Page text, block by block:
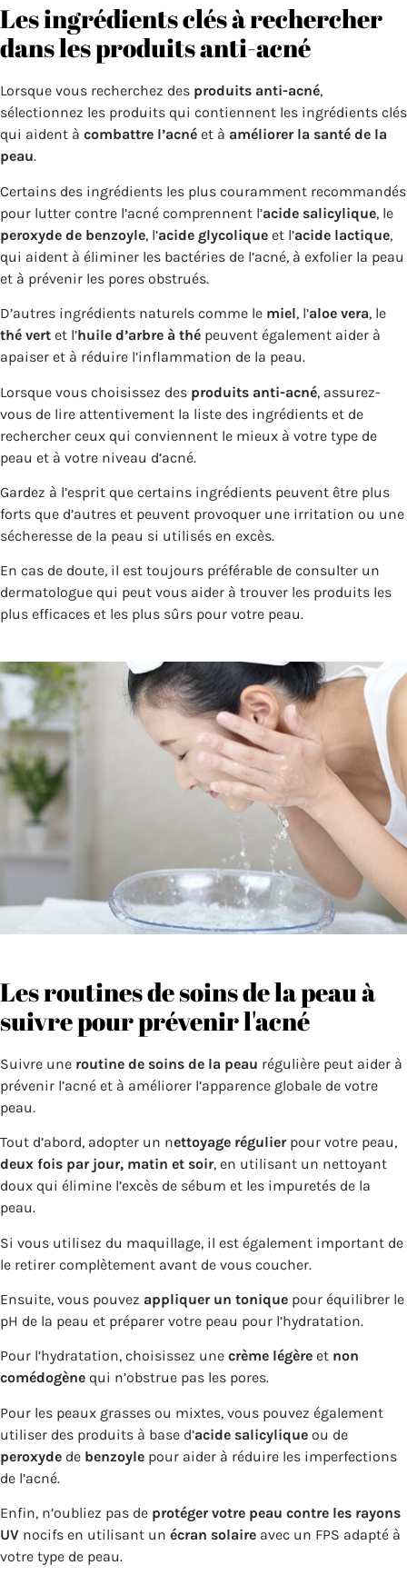
Les ingrédients clés à rechercher
dans les produits anti-acné
Lorsque vous recherchez des produits anti-acné,
sélectionnez les produits qui contiennent les ingrédients clés
qui aident à combattre l’acné et à améliorer la santé de la
peau.
Certains des ingrédients les plus couramment recommandés
pour lutter contre l’acné comprennent l’acide salicylique, le
peroxyde de benzoyle, l’acide glycolique et l’acide lactique,
qui aident à éliminer les bactéries de l’acné, à exfolier la peau
et à prévenir les pores obstrués.
D’autres ingrédients naturels comme le miel, l’aloe vera, le
thé vert et l’huile d’arbre à thé peuvent également aider à
apaiser et à réduire l’inflammation de la peau.
Lorsque vous choisissez des produits anti-acné, assurez-
vous de lire attentivement la liste des ingrédients et de
rechercher ceux qui conviennent le mieux à votre type de
peau et à votre niveau d’acné.
Gardez à l’esprit que certains ingrédients peuvent être plus
forts que d’autres et peuvent provoquer une irritation ou une
sécheresse de la peau si utilisés en excès.
En cas de doute, il est toujours préférable de consulter un
dermatologue qui peut vous aider à trouver les produits les
plus efficaces et les plus sûrs pour votre peau.
Les routines de soins de la peau à
suivre pour prévenir l'acné
Suivre une routine de soins de la peau régulière peut aider à
prévenir l’acné et à améliorer l’apparence globale de votre
peau.
Tout d’abord, adopter un nettoyage régulierpour votre peau,
deux fois par jour, matin et soir, en utilisant un nettoyant
doux qui élimine l’excès de sébum et les impuretés de la
peau.
Si vous utilisez du maquillage, il est également important de
le retirer complètement avant de vous coucher.
Ensuite, vous pouvez appliquer un tonique pour équilibrer le
pH de la peau et préparer votre peau pour l’hydratation.
Pour l’hydratation, choisissez une crème légère et non
comédogène qui n’obstrue pas les pores.
Pour les peaux grasses ou mixtes, vous pouvez également
utiliser des produits à base d’acide salicylique ou de
peroxyde de benzoyle pour aider à réduire les imperfections
de l’acné.
Enfin, n’oubliez pas de protéger votre peau contre les rayons
UV nocifs en utilisant un écran solaire avec un FPS adapté à
votre type de peau.